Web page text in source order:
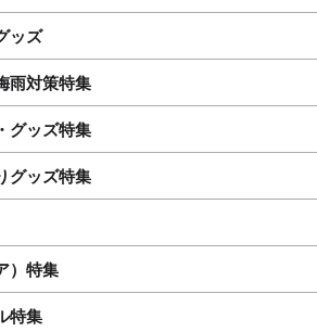
ッズ
雨対策特集
グッズ特集
グッズ特集
）特集
特集